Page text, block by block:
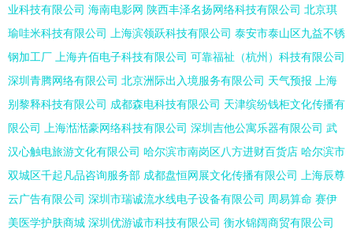
业科技有限公司 海南电影网 陕西丰泽名扬网络科技有限公司 北京琪
瑜哇米科技有限公司
上海滨领跃科技有限公司 泰安市泰山区九益不锈
钢加工厂
上海卉佰电子科技有限公司 可靠福祉（杭州）科技有限公司
深圳青腾网络有限公司 北京洲际出入境服务有限公司 天气预报
上海
别黎释科技有限公司 成都森电科技有限公司 天津缤纷钱柜文化传播有
限公司
上海湉湉豪网络科技有限公司 深圳吉他公寓乐器有限公司 武
汉心触电旅游文化有限公司 哈尔滨市南岗区八方进财百货店 哈尔滨市
双城区千起凡品咨询服务部 成都盘恒网展文化传播有限公司
上海辰尊
云广告有限公司 深圳市瑞诚流水线电子设备有限公司 周易算命 赛伊
美医学护肤商城 深圳优游诚市科技有限公司 衡水锦阔商贸有限公司